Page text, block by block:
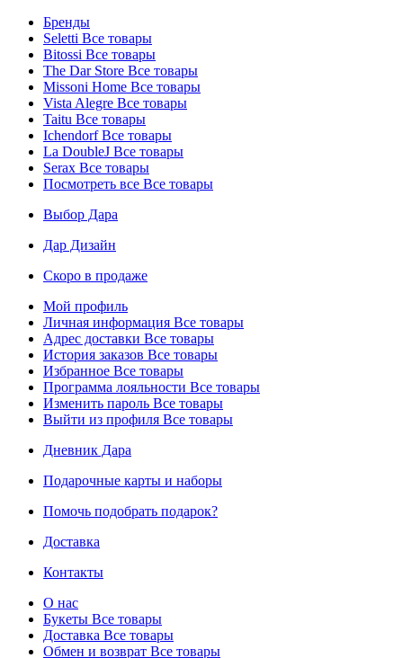
Бренды
Seletti Все товары
Bitossi Все товары
The Dar Store Все товары
Missoni Home Все товары
Vista Alegre Все товары
Taitu Все товары
IchendorfВсе товары
La DoubleJ Все товары
Serax Все товары
Посмотреть все Все товары
Выбор Дара
Дар Дизайн
Скоро в продаже
Мой профиль
Личная информация Все товары
Адрес доставки Все товары
История заказов Все товары
Избранное Все товары
Программа лояльности Все товары
Изменить пароль Все товары
Выйти из профиля Все товары
Дневник Дара
Подарочные карты и наборы
Помочь подобрать подарок?
Доставка
Контакты
О нас
Букеты Все товары
Доставка Все товары
Обмен и возврат Все товары